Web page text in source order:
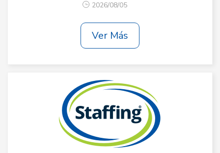
2026/08/05
Ver Más